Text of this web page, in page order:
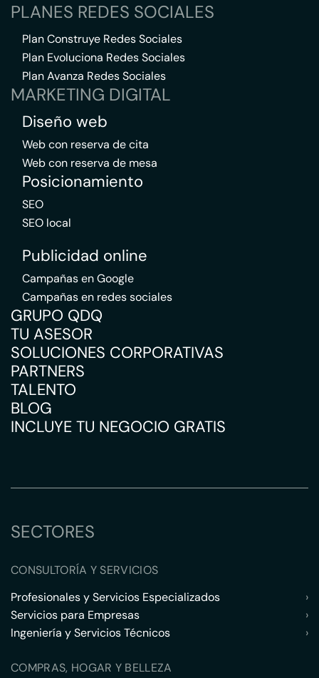
PLANES REDES SOCIALES
Plan Construye Redes Sociales
Plan Evoluciona Redes Sociales
Plan Avanza Redes Sociales
MARKETING DIGITAL
Diseño web
Web con reserva de cita
Web con reserva de mesa
Posicionamiento
SEO
SEO local
Publicidad online
Campañas en Google
Campañas en redes sociales
GRUPO QDQ
TU ASESOR
SOLUCIONES CORPORATIVAS
PARTNERS
TALENTO
BLOG
INCLUYE TU NEGOCIO GRATIS
SECTORES
CONSULTORÍA Y SERVICIOS
Profesionales y Servicios Especializados
›
Servicios para Empresas
›
Ingeniería y Servicios Técnicos
›
COMPRAS, HOGAR Y BELLEZA